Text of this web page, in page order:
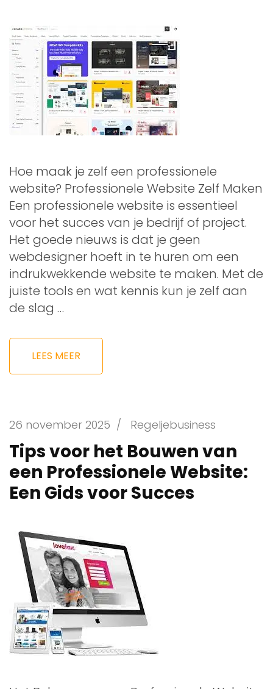
Hoe maak je zelf een professionele
website? Professionele Website Zelf Maken
Een professionele website is essentieel
voor het succes van je bedrijf of project.
Het goede nieuws is dat je geen
webdesigner hoeft in te huren om een
indrukwekkende website te maken. Met de
juiste tools en wat kennis kun je zelf aan
de slag …
LEES MEER
26 november 2025 / Regeljebusiness
Tips voor het Bouwen van
een Professionele Website:
Een Gids voor Succes